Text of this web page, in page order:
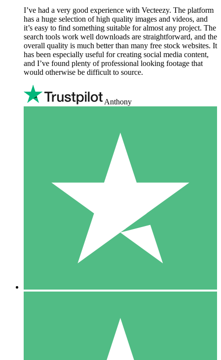
I’ve had a very good experience with Vecteezy. The platform
has a huge selection of high quality images and videos, and
it’s easy to find something suitable for almost any project. The
search tools work well downloads are straightforward, and the
overall quality is much better than many free stock websites. It
has been especially useful for creating social media content,
and I’ve found plenty of professional looking footage that
would otherwise be difficult to source.
Anthony